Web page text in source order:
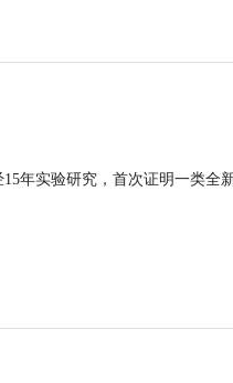
年实验研究，首次证明一类全